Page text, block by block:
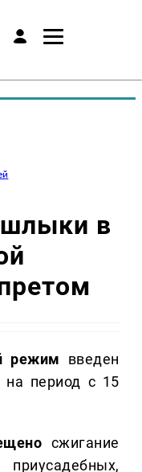
в
режим введен
на период с 15
сжигание